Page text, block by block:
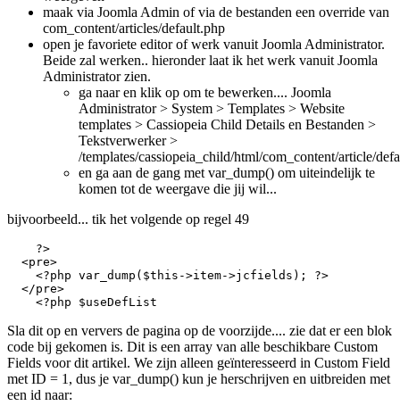
maak via Joomla Admin of via de bestanden een override van
com_content/articles/default.php
open je favoriete editor of werk vanuit Joomla Administrator.
Beide zal werken.. hieronder laat ik het werk vanuit Joomla
Administrator zien.
ga naar en klik op om te bewerken.... Joomla
Administrator > System > Templates > Website
templates > Cassiopeia Child Details en Bestanden >
Tekstverwerker >
/templates/cassiopeia_child/html/com_content/article/
en ga aan de gang met var_dump() om uiteindelijk te
komen tot de weergave die jij wil...
bijvoorbeeld... tik het volgende op regel 49
    ?>
  <pre>
    <?php var_dump($this->item->jcfields); ?>
  </pre>
    <?php $useDefList
Sla dit op en ververs de pagina op de voorzijde.... zie dat er een blok
code bij gekomen is. Dit is een array van alle beschikbare Custom
Fields voor dit artikel. We zijn alleen geïnteresseerd in Custom Field
met ID = 1, dus je var_dump() kun je herschrijven en uitbreiden met
een id naar: